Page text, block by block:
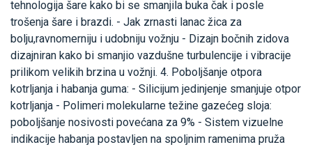
tehnologija šare kako bi se smanjila buka čak i posle
trošenja šare i brazdi. - Jak zrnasti lanac žica za
bolju,ravnomerniju i udobniju vožnju - Dizajn bočnih zidova
dizajniran kako bi smanjio vazdušne turbulencije i vibracije
prilikom velikih brzina u vožnji. 4. Poboljšanje otpora
kotrljanja i habanja guma: - Silicijum jedinjenje smanjuje otpor
kotrljanja - Polimeri molekularne težine gazećeg sloja:
poboljšanje nosivosti povećana za 9% - Sistem vizuelne
indikacije habanja postavljen na spoljnim ramenima pruža